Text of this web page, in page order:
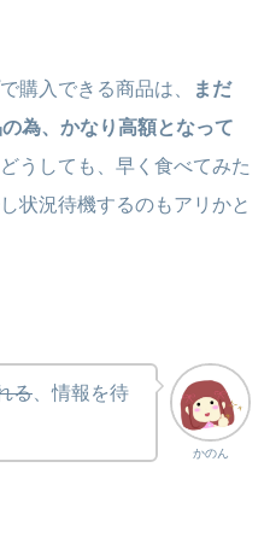
入できる商品は、
まだ
為、かなり高額となって
どうしても、早く食べてみた
状況待機するのもアリかと
かのん
る 、情報を待